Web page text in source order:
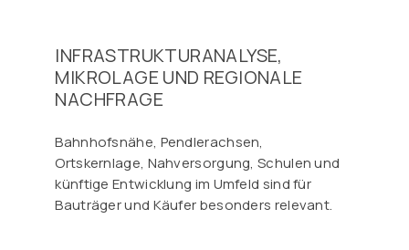
INFRASTRUKTURANALYSE,
MIKROLAGE UND REGIONALE
NACHFRAGE
Bahnhofsnähe, Pendlerachsen,
Ortskernlage, Nahversorgung, Schulen und
künftige Entwicklung im Umfeld sind für
Bauträger und Käufer besonders relevant.